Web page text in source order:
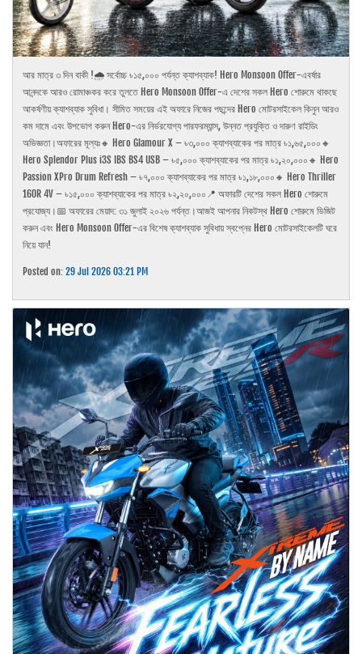
আর মাত্র ৩ দিন বাকী !🌧️ সর্বোচ্চ ৳১৫,০০০ পর্যন্ত ক্যাশব্যাক! Hero Monsoon Offer-এবর্ষার
আনন্দকে আরও রোমাঞ্চকর করে তুলতে Hero Monsoon Offer-এ দেশের সকল Hero শোরুমে থাকছে
আকর্ষণীয় ক্যাশব্যাক সুবিধা। সীমিত সময়ের এই অফারে নিজের পছন্দের Hero মোটরসাইকেল কিনুন আরও
কম দামে এবং উপভোগ করুন Hero-এর নির্ভরযোগ্য পারফরম্যান্স, উন্নত প্রযুক্তি ও দারুণ রাইডিং
অভিজ্ঞতা।অফারের মূল্যঃ🔸 Hero Glamour X – ৳৩,০০০ ক্যাশব্যাকের পর মাত্র ৳১,৬৫,০০০🔸
Hero Splendor Plus i3S IBS BS4 USB – ৳৫,০০০ ক্যাশব্যাকের পর মাত্র ৳১,২০,০০০🔸 Hero
Passion XPro Drum Refresh – ৳৭,০০০ ক্যাশব্যাকের পর মাত্র ৳১,১৮,০০০🔸 Hero Thriller
160R 4V – ৳১৫,০০০ ক্যাশব্যাকের পর মাত্র ৳২,২০,০০০📍 অফারটি দেশের সকল Hero শোরুমে
প্রযোজ্য।📅 অফারের মেয়াদ: ৩১ জুলাই ২০২৬ পর্যন্ত।আজই আপনার নিকটস্থ Hero শোরুমে ভিজিট
করুন এবং Hero Monsoon Offer-এর বিশেষ ক্যাশব্যাক সুবিধায় স্বপ্নের Hero মোটরসাইকেলটি ঘরে
নিয়ে যান!
Posted on:29 Jul 2026 03:21 PM